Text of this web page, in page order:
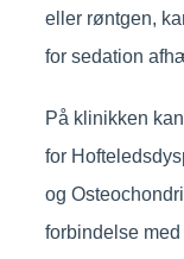
eller røntgen,
for sedation
På klinikken
for
og
forbindelse